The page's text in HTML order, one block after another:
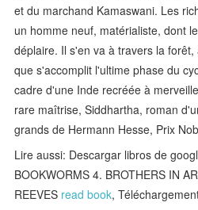
et du marchand Kamaswani. Les
un homme neuf, matérialiste, dont
déplaire. Il s'en va à travers la
que s'accomplit l'ultime phase du
cadre d'une Inde recréée à
rare maîtrise, Siddhartha, roman
grands de Hermann Hesse, Prix
Lire aussi: Descargar libros de
BOOKWORMS 4. BROTHERS IN
REEVES read book,